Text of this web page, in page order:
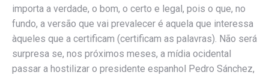
importa a verdade, o bom, o certo e legal, pois o que, no
fundo, a versão que vai prevalecer é aquela que interessa
àqueles que a certificam (certificam as palavras). Não será
surpresa se, nos próximos meses, a mídia ocidental
passar a hostilizar o presidente espanhol Pedro Sánchez,